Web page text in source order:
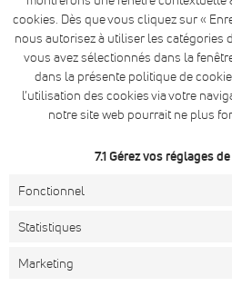
cookies. Dès que vous cliquez sur «
nous autorisez à utiliser les catégories
vous avez sélectionnés dans la
dans la présente politique de
l’utilisation des cookies via votre
notre site web pourrait ne plus
7.1 Gérez vos réglages
Fonctionnel
Statistiques
Marketing